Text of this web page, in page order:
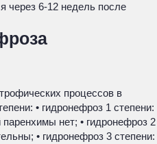
через 6-12 недель после
процессов в
• гидронефроз 1 степени:
нет; • гидронефроз 2
• гидронефроз 3 степени: